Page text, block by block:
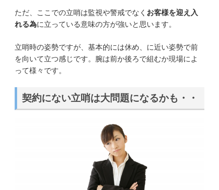
ただ、ここでの立哨は監視や警戒でなく お客様を迎え入
れる為に立っている意味の方が強いと思います。
立哨時の姿勢ですが、基本的には休め、に近い姿勢で前
を向いて立つ感じです。腕は前か後ろで組むか現場によ
って様々です。
契約にない立哨は大問題になるかも・・